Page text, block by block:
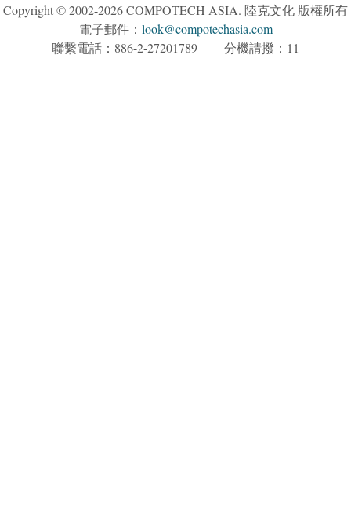
Copyright © 2002-2026 COMPOTECH ASIA. 陸克文化 版權所有
電子郵件： look@compotechasia.com
聯繫電話：886-2-27201789 分機請撥：11